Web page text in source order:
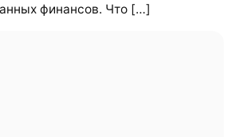
финансов. Что […]